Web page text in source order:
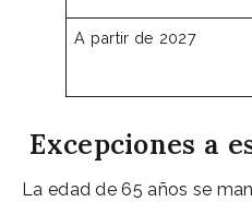
A partir de 2027
Excepciones a
La edad de 65 años se